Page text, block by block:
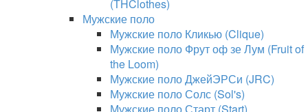
(THClothes)
Мужские поло
Мужские поло Кликью (Clique)
Мужские поло Фрут оф зе Лум (Fruit of
the Loom)
Мужские поло ДжейЭРСи (JRC)
Мужские поло Солс (Sol's)